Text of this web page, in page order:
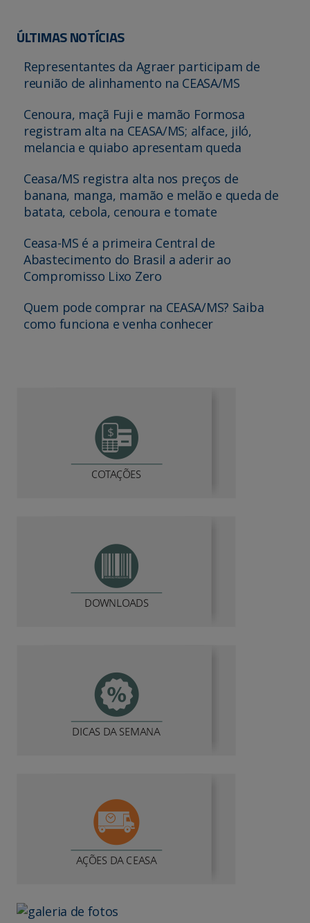
ÚLTIMAS NOTÍCIAS
Representantes da Agraer participam de
reunião de alinhamento na CEASA/MS
Cenoura, maçã Fuji e mamão Formosa
registram alta na CEASA/MS; alface, jiló,
melancia e quiabo apresentam queda
Ceasa/MS registra alta nos preços de
banana, manga, mamão e melão e queda de
batata, cebola, cenoura e tomate
Ceasa-MS é a primeira Central de
Abastecimento do Brasil a aderir ao
Compromisso Lixo Zero
Quem pode comprar na CEASA/MS? Saiba
como funciona e venha conhecer